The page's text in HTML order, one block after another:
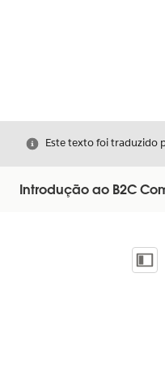
Fechar
Este texto foi traduzido
Introdução ao B2C